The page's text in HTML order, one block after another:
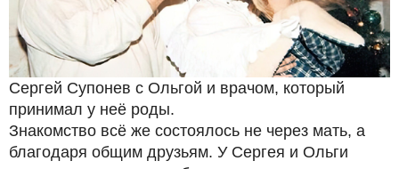
Сергей Супонев с Ольгой и врачом, который
принимал у неё роды.
Знакомство всё же состоялось не через мать, а
благодаря общим друзьям. У Сергея и Ольги